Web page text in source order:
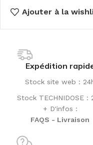
Ajouter à la
Expédition
Stock site web :
Stock TECHNIDOSE :
+ D'infos :
FAQS - Livraison